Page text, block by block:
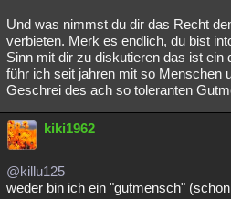
Und was nimmst du dir das Recht
verbieten. Merk es endlich, du bist
Sinn mit dir zu diskutieren das ist
führ ich seit jahren mit so Menschen
Geschrei des ach so toleranten
kiki1962
@killu125
weder bin ich ein "gutmensch"